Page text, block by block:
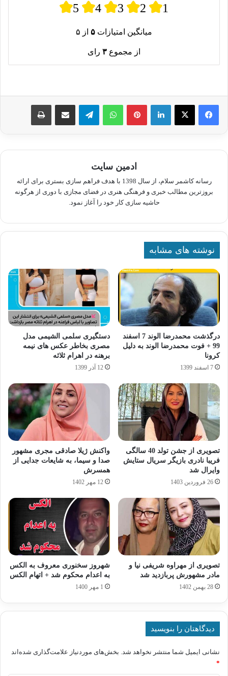
5 4 3 2 1
میانگین امتیازات ۵ از ۵
از مجموع ۳ رای
لینکدین پینترستواتس آپ تلگرام اشتراک گذاری از طریق ایمیل چاپ
ادمین سایت
رسانه کاشمر سلام، از سال 1398 با هدف فراهم سازی بستری برای ارائه
بروزترین مطالب خبری و فرهنگی هنری در فضای مجازی با دوری از هرگونه
حاشیه سازی کار خود را آغاز نمود.
نوشته های مشابه
درگذشت محمدرضا الوند 7 اسفند
99 + فوت محمدرضا الوند به دلیل
کرونا
7 اسفند 1399
دستگیری سلمی الشیمی مدل
مصری بخاطر عکس های نیمه
برهنه در اهرام ثلاثه
12 آذر 1399
تصویری از جشن تولد 40 سالگی
فریبا نادری بازیگر سریال ستایش
وایرال شد
26 فروردین 1403
واکنش ژیلا صادقی مجری مشهور
صدا و سیما، به شایعات جدایی از
همسرش
12 مهر 1402
تصویری از مهراوه شریفی‌ نیا و
مادر مشهورش پربازدید شد
28 بهمن 1402
شهروز سخنوری معروف به الکس
به اعدام محکوم شد + اتهام الکس
1 مهر 1400
دیدگاهتان را بنویسید
نشانی ایمیل شما منتشر نخواهد شد. بخش‌های موردنیاز علامت‌گذاری شده‌اند
*